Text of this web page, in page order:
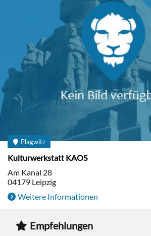
Plagwitz
Kulturwerkstatt KAOS
Am Kanal 28
04179 Leipzig
Weitere Informationen
Empfehlungen